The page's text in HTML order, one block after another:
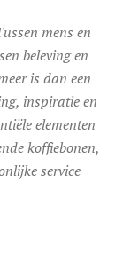
mens en
beleving en
is dan een
inspiratie en
elementen
koffiebonen,
service